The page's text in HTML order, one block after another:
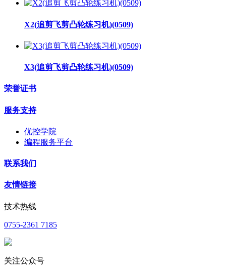
X2(追剪飞剪凸轮练习机)(0509)
X3(追剪飞剪凸轮练习机)(0509)
荣誉证书
服务支持
优控学院
编程服务平台
联系我们
友情链接
技术热线
0755-2361 7185
关注公众号